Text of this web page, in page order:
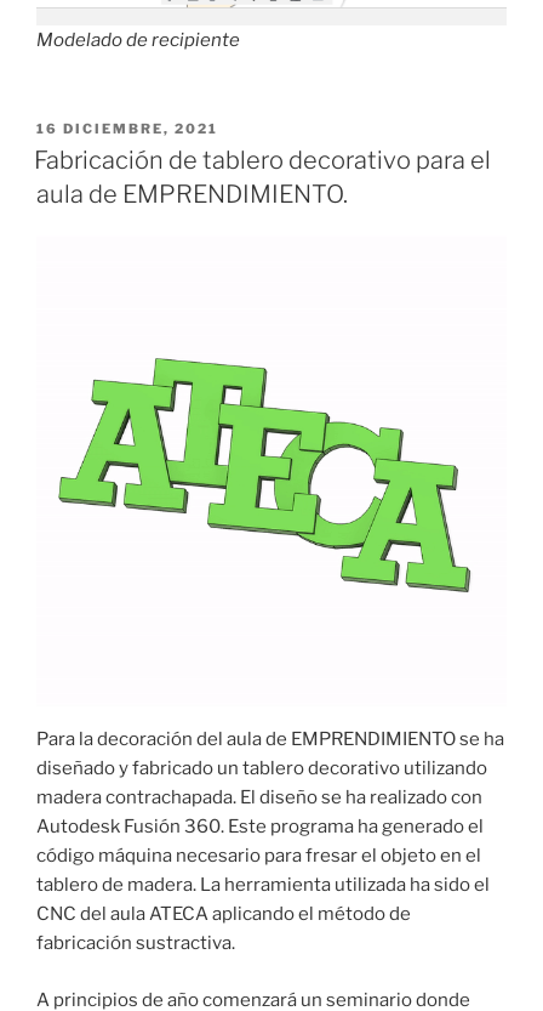
Modelado de recipiente
PUBLICADO
EL
16 DICIEMBRE, 2021
Fabricación de tablero decorativo para el
aula de EMPRENDIMIENTO.
Para la decoración del aula de EMPRENDIMIENTO se ha
diseñado y fabricado un tablero decorativo utilizando
madera contrachapada. El diseño se ha realizado con
Autodesk Fusión 360. Este programa ha generado el
código máquina necesario para fresar el objeto en el
tablero de madera. La herramienta utilizada ha sido el
CNC del aula ATECA aplicando el método de
fabricación sustractiva.
A principios de año comenzará un seminario donde